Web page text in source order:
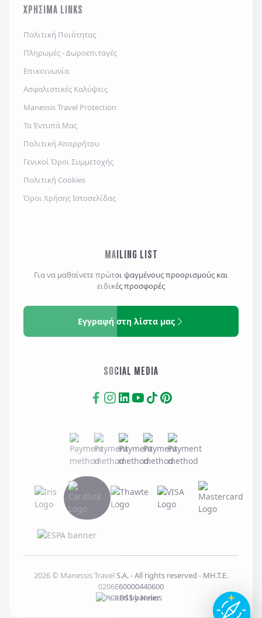
ΧΡΗΣΙΜΑ LINKS
Πολιτική Ποιότητας
Πληρωμές - Δωροεπιταγές
Επικοινωνία
Ασφαλιστικές Καλύψεις
Manessis Travel Protection
Τα Έντυπά Μας
Πολιτική Απορρήτου
Γενικοί Όροι Συμμετοχής
Πολιτική Cookies
Όροι Χρήσης Ιστοσελίδας
MAILING LIST
Για να μαθαίνετε πρώτοι ψαγμένους προορισμούς και
ειδικές προσφορές
Εγγραφή στη λίστα μας
SOCIAL MEDIA
2026© Manessis Travel S.A. - All rights reserved - MH.T.E.
0206E60000440600
Created byNelios